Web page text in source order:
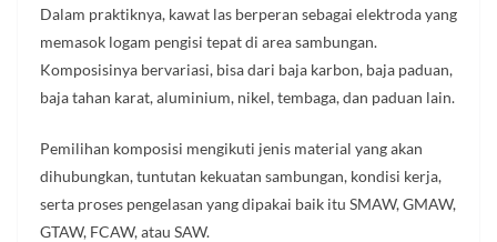
Dalam praktiknya, kawat las berperan sebagai elektroda yang
memasok logam pengisi tepat di area sambungan.
Komposisinya bervariasi, bisa dari baja karbon, baja paduan,
baja tahan karat, aluminium, nikel, tembaga, dan paduan lain.
Pemilihan komposisi mengikuti jenis material yang akan
dihubungkan, tuntutan kekuatan sambungan, kondisi kerja,
serta proses pengelasan yang dipakai baik itu SMAW, GMAW,
GTAW, FCAW, atau SAW.